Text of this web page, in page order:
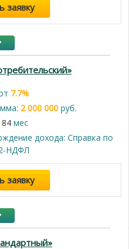
заявку
7.7%
2 000 000руб.
84мес
дохода: Справка по
НДФЛ
заявку